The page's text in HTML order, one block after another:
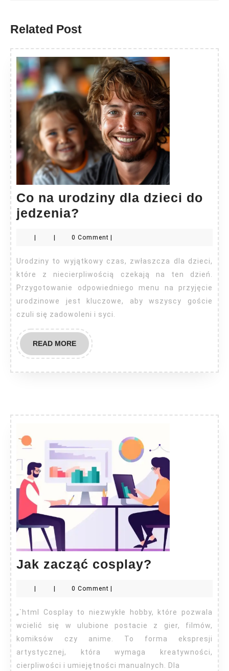
Related Post
Co na urodziny dla dzieci do
jedzenia?
urodziny
dla
dzieci
do
jedzenia?
0 Comment
Urodziny to wyjątkowy czas, zwłaszcza dla dzieci,
które z niecierpliwością czekają na ten dzień.
Przygotowanie odpowiedniego menu na przyjęcie
urodzinowe jest kluczowe, aby wszyscy goście
czuli się zadowoleni i syci.
READ MOREREAD
MORE
Jak zacząć cosplay?
| | 0 Comment |
„`html Cosplay to niezwykłe hobby, które pozwala
wcielić się w ulubione postacie z gier, filmów,
komiksów czy anime. To forma ekspresji
artystycznej, która wymaga kreatywności,
cierpliwości i umiejętności manualnych. Dla